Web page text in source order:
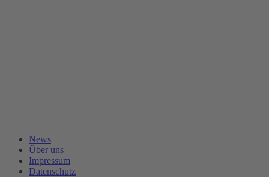
News
Über uns
Impressum
Datenschutz